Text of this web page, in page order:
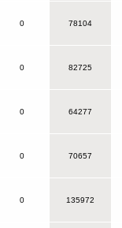
0 78104
0 82725
0 64277
0 70657
0 135972